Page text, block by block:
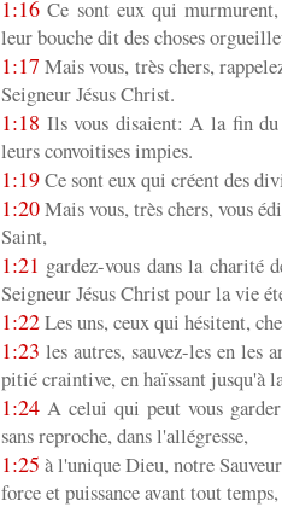
1:16 Ce sont eux qui
leur bouche dit des choses
1:17 Mais vous, très chers,
Seigneur Jésus Christ.
1:18 Ils vous disaient: A la fin du
leurs convoitises impies.
1:19Ce sont eux qui créent des
1:20Mais vous, très chers, vous
Saint,
1:21 gardez-vous dans la charité
Seigneur Jésus Christ pour la vie
1:22Les uns, ceux qui hésitent,
1:23 les autres, sauvez-les en les
pitié craintive, en haïssant jusqu'à
1:24 A celui qui peut vous
sans reproche, dans l'allégresse,
1:25 à l'unique Dieu, notre
force et puissance avant tout